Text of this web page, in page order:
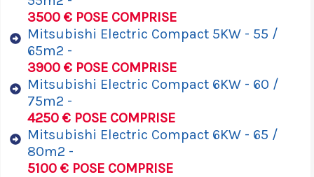
3500 € POSE COMPRISE
Mitsubishi Electric Compact 5KW - 55 /
65m2 -
3900 € POSE COMPRISE
Mitsubishi Electric Compact 6KW - 60 /
75m2 -
4250 € POSE COMPRISE
Mitsubishi Electric Compact 6KW - 65 /
80m2 -
5100 € POSE COMPRISE